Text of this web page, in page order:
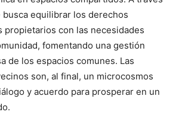
busca equilibrar los derechos
propietarios con las necesidades
fomentando una gestión
de los espacios comunes. Las
son, al final, un microcosmos
y acuerdo para prosperar en un